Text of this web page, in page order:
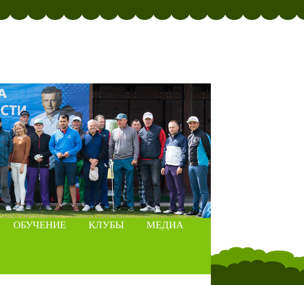
ОБУЧЕНИЕ КЛУБЫ МЕДИА